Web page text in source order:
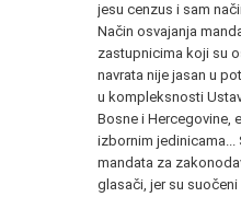
jesu cenzus i sam
Način osvajanja
zastupnicima koji su
navrata nije jasan u
u kompleksnosti
Bosne i Hercegovine,
izbornim
mandata za
glasači, jer su